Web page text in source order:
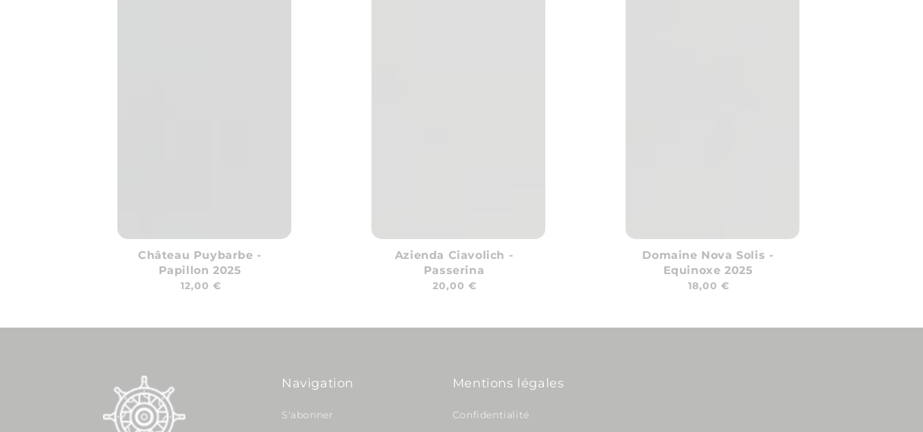
Château Puybarbe -
Papillon 2025
Prix
12,00 €
Azienda Ciavolich -
Passerina
Prix
20,00 €
Domaine Nova Solis -
Equinoxe 2025
Prix
18,00 €
Navigation
S'abonner
Mentions légales
Confidentialité